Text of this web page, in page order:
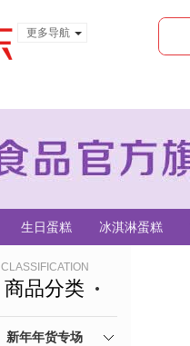
更多导航
生日蛋糕 冰淇淋蛋糕
CLASSIFICATION
商品分类
新年年货专场